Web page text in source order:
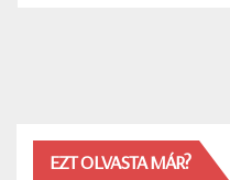
EZT OLVASTA MÁR?